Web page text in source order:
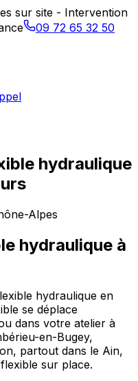
sur site - Intervention
09 72 65 32 50
hydraulique
Alpes
hydraulique à
hydraulique en
se déplace
dans votre atelier à
en-Bugey,
partout dans le Ain,
sur place.